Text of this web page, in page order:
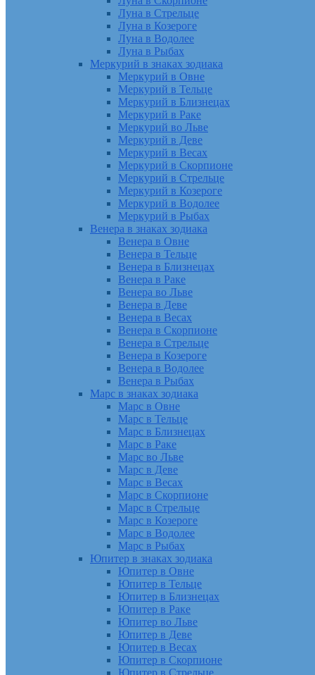
Луна в Стрельце
Луна в Козероге
Луна в Водолее
Луна в Рыбах
Меркурий в знаках зодиака
Меркурий в Овне
Меркурий в Тельце
Меркурий в Близнецах
Меркурий в Раке
Меркурий во Льве
Меркурий в Деве
Меркурий в Весах
Меркурий в Скорпионе
Меркурий в Стрельце
Меркурий в Козероге
Меркурий в Водолее
Меркурий в Рыбах
Венера в знаках зодиака
Венера в Овне
Венера в Тельце
Венера в Близнецах
Венера в Раке
Венера во Льве
Венера в Деве
Венера в Весах
Венера в Скорпионе
Венера в Стрельце
Венера в Козероге
Венера в Водолее
Венера в Рыбах
Марс в знаках зодиака
Марс в Овне
Марс в Тельце
Марс в Близнецах
Марс в Раке
Марс во Льве
Марс в Деве
Марс в Весах
Марс в Скорпионе
Марс в Стрельце
Марс в Козероге
Марс в Водолее
Марс в Рыбах
Юпитер в знаках зодиака
Юпитер в Овне
Юпитер в Тельце
Юпитер в Близнецах
Юпитер в Раке
Юпитер во Льве
Юпитер в Деве
Юпитер в Весах
Юпитер в Скорпионе
Юпитер в Стрельце